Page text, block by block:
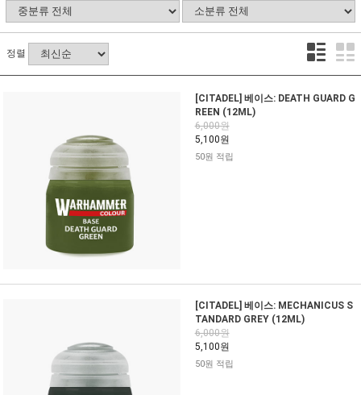
정렬
[CITADEL] 베이스: DEATH GUARD G
REEN (12ML)
6,000원
5,100원
50원 적립
[CITADEL] 베이스: MECHANICUS S
TANDARD GREY (12ML)
6,000원
5,100원
50원 적립